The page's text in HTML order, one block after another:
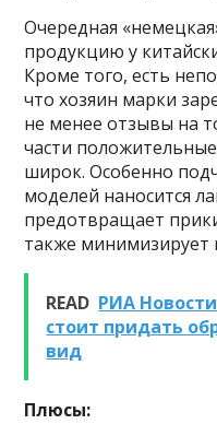
Очередная
продукцию у
Кроме того, есть
что хозяин марки
не менее отзывы на
части
широк. Особенно
моделей наносится
предотвращает
также
READ РИА
стоит придать
вид
Плюсы: